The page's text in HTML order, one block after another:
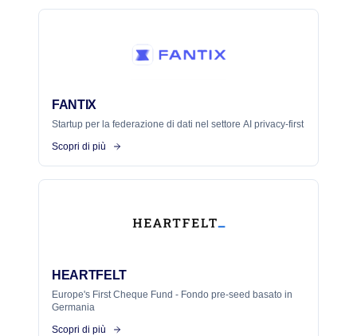
FANTIX
Startup per la federazione di dati nel settore AI privacy-first
Scopri di più
HEARTFELT
Europe's First Cheque Fund - Fondo pre-seed basato in
Germania
Scopri di più